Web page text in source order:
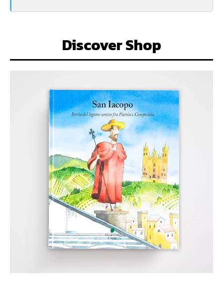
Discover Shop